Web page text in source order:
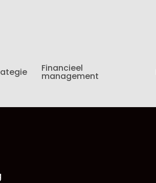
Financieel
management